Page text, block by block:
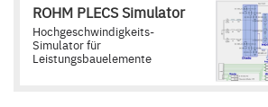
ROHM PLECS Simulator
Hochgeschwindigkeits-
Simulator für
Leistungsbauelemente